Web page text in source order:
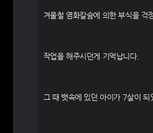
겨울철 염화칼슘에 의한 부식을 걱
작업을 해주시던게 기억납니다.
그 때 뱃속에 있던 아이가 7살이